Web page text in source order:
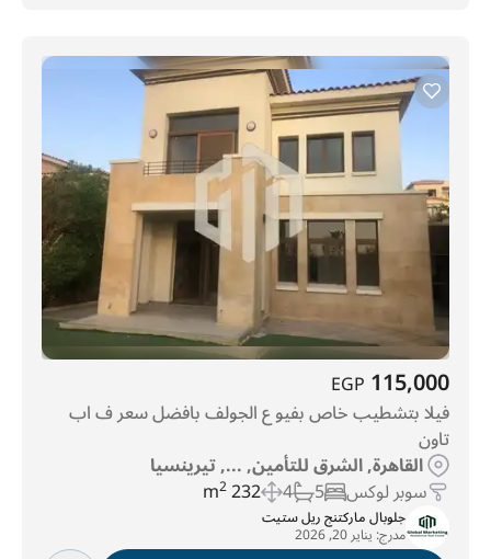
115,000
EGP
فيلا بتشطيب خاص بفيو ع الجولف بافضل سعر ف اب
تاون
القاهرة, الشرق للتأمين, ..., تيرينسيا
سوبر لوكس 5
4
232 m
2
جلوبال ماركتنج ريل ستيت
مدرج: يناير 20, 2026